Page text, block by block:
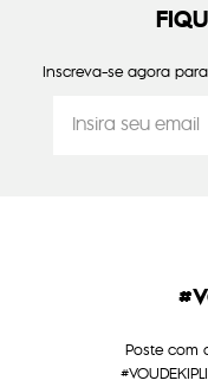
Inscreva-se agora
Poste com